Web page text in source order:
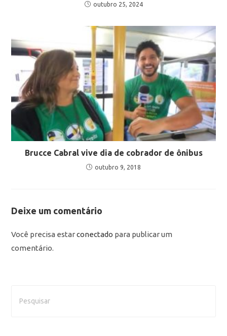
outubro 25, 2024
Brucce Cabral vive dia de cobrador de ônibus
outubro 9, 2018
Deixe um comentário
Você precisa estarconectado para publicar um
comentário.